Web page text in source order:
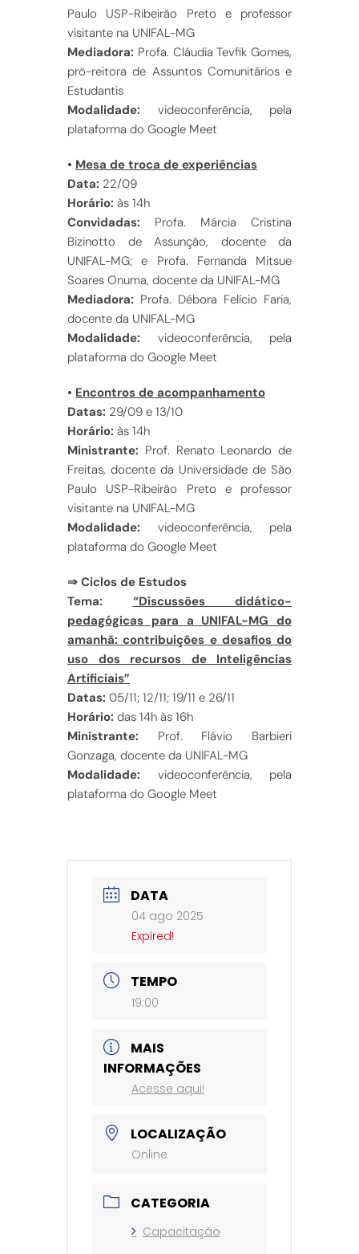
Paulo USP-Ribeirão Preto e professor
visitante na UNIFAL-MG
Mediadora: Profa. Cláudia Tevfik Gomes,
pró-reitora de Assuntos Comunitários e
Estudantis
Modalidade: videoconferência, pela
plataforma do Google Meet
• Mesa de troca de experiências
Data: 22/09
Horário: às 14h
Convidadas: Profa. Márcia Cristina
Bizinotto de Assunção, docente da
UNIFAL-MG; e Profa. Fernanda Mitsue
Soares Onuma, docente da UNIFAL-MG
Mediadora: Profa. Débora Felício Faria,
docente da UNIFAL-MG
Modalidade: videoconferência, pela
plataforma do Google Meet
• Encontros de acompanhamento
Datas: 29/09 e 13/10
Horário: às 14h
Ministrante: Prof. Renato Leonardo de
Freitas, docente da Universidade de São
Paulo USP-Ribeirão Preto e professor
visitante na UNIFAL-MG
Modalidade: videoconferência, pela
plataforma do Google Meet
⇒ Ciclos de Estudos
Tema: “Discussões didático-
pedagógicas para a UNIFAL-MG do
amanhã: contribuições e desafios do
uso dos recursos de Inteligências
Artificiais”
Datas: 05/11; 12/11; 19/11 e 26/11
Horário: das 14h às 16h
Ministrante: Prof. Flávio Barbieri
Gonzaga, docente da UNIFAL-MG
Modalidade: videoconferência, pela
plataforma do Google Meet
DATA
04 ago 2025
Expired!
TEMPO
19:00
MAIS
INFORMAÇÕES
Acesse aqui!
LOCALIZAÇÃO
Online
CATEGORIA
Capacitação